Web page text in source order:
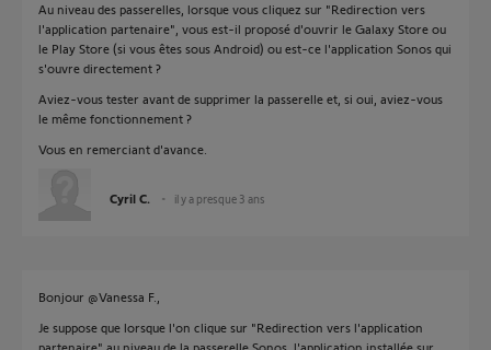
Au niveau des passerelles, lorsque vous cliquez sur "Redirection vers
l'application partenaire", vous est-il proposé d'ouvrir le Galaxy Store ou
le Play Store (si vous êtes sous Android) ou est-ce l'application Sonos qui
s'ouvre directement ?
Aviez-vous tester avant de supprimer la passerelle et, si oui, aviez-vous
le même fonctionnement ?
Vous en remerciant d'avance.
Cyril C. il y a presque 3 ans
Bonjour @Vanessa F.,
Je suppose que lorsque l'on clique sur "Redirection vers l'application
partenaire" au niveau de la passerelle Sonos, l'application installée sur